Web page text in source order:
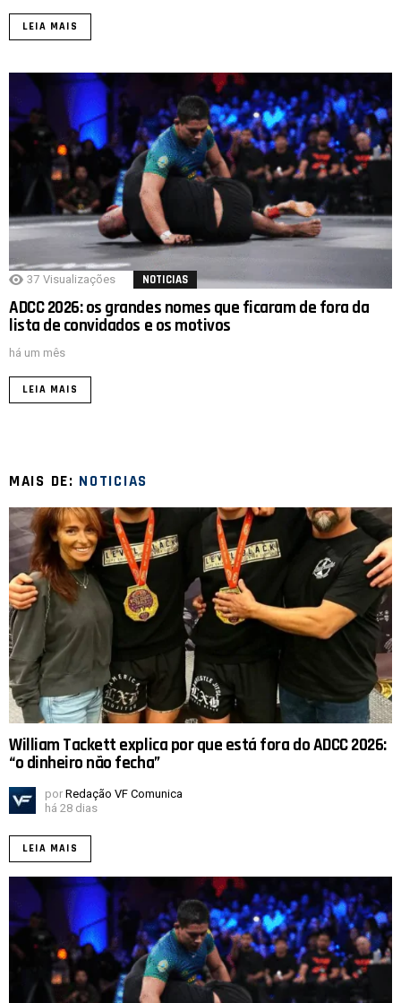
LEIA MAIS
37 Visualizações NOTICIAS
ADCC 2026: os grandes nomes que ficaram de fora da
lista de convidados e os motivos
há um mês
LEIA MAIS
MAIS DE: NOTICIAS
William Tackett explica por que está fora do ADCC 2026:
“o dinheiro não fecha”
por Redação VF Comunica
há 28 dias
LEIA MAIS